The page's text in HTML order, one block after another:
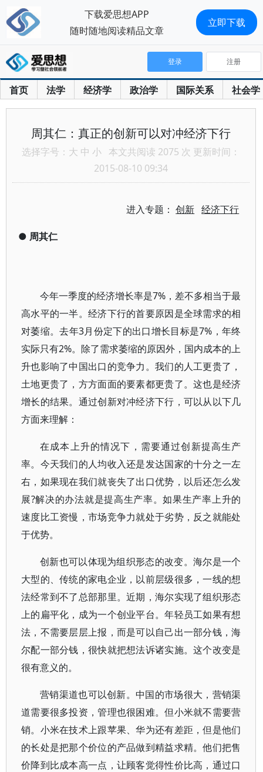
首页 法学 经济学 政治学 国际关系 社会学
登录 注册
周其仁：真正的创新可以对冲经济下行
选择字号： 大 中 小 本文共阅读 2075 次 更新时间：
2015-08-10 09:34
进入专题：创新 经济下行
● 周其仁
今年一季度的经济增长率是7%，差不多相当于最
高水平的一半。经济下行的首要原因是全球需求的相
对萎缩。去年3月份定下的出口增长目标是7%，年终
实际只有2%。除了需求萎缩的原因外，国内成本的上
升也影响了中国出口的竞争力。我们的人工更贵了，
土地更贵了，方方面面的要素都更贵了。这也是经济
增长的结果。通过创新对冲经济下行，可以从以下几
方面来理解：
在成本上升的情况下，需要通过创新提高生产
率。今天我们的人均收入还是发达国家的十分之一左
右，如果现在我们就丧失了出口优势，以后还怎么发
展?解决的办法就是提高生产率。如果生产率上升的
速度比工资慢，市场竞争力就处于劣势，反之就能处
于优势。
创新也可以体现为组织形态的改变。海尔是一个
大型的、传统的家电企业，以前层级很多，一线的想
法经常到不了总部那里。近期，海尔实现了组织形态
上的扁平化，成为一个创业平台。年轻员工如果有想
法，不需要层层上报，而是可以自己出一部分钱，海
尔配一部分钱，很快就把想法诉诸实施。这个改变是
很有意义的。
营销渠道也可以创新。中国的市场很大，营销渠
道需要很多投资，管理也很困难。但小米就不需要营
销。小米在技术上跟苹果、华为还有差距，但是他们
的长处是把那个价位的产品做到精益求精。他们把售
价降到比成本高一点，让顾客觉得性价比高，通过口
下载爱思想APP
随时随地阅读精品文章
立即下载